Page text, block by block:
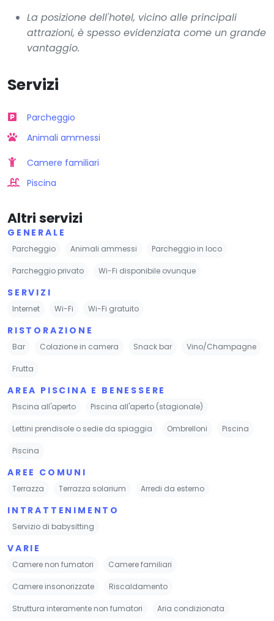
La posizione dell'hotel, vicino alle principali
attrazioni, è spesso evidenziata come un grande
vantaggio.
Servizi
Parcheggio
Animali ammessi
Camere familiari
Piscina
Altri servizi
GENERALE
Parcheggio Animali ammessi Parcheggio in loco
Parcheggio privato Wi-Fi disponibile ovunque
SERVIZI
Internet Wi-Fi Wi-Fi gratuito
RISTORAZIONE
Bar Colazione in camera Snack bar Vino/Champagne
Frutta
AREA PISCINA E BENESSERE
Piscina all'aperto Piscina all'aperto (stagionale)
Lettini prendisole o sedie da spiaggia Ombrelloni Piscina
Piscina
AREE COMUNI
Terrazza Terrazza solarium Arredi da esterno
INTRATTENIMENTO
Servizio di babysitting
VARIE
Camere non fumatori Camere familiari
Camere insonorizzate Riscaldamento
Struttura interamente non fumatori Aria condizionata